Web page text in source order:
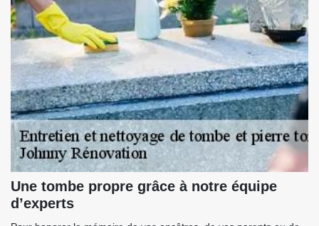
Une tombe propre grâce à notre équipe
d’experts